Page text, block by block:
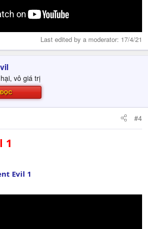
Last edited by a moderator: 17/4/21
vô giá trị
#4
1
Evil 1